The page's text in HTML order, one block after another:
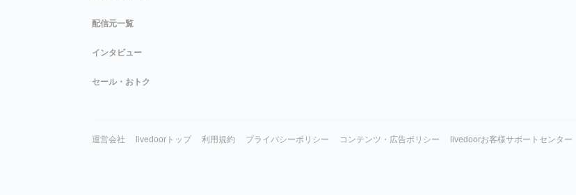
配信元一覧
インタビュー
セール・おトク
運営会社 livedoorトップ 利用規約 プライバシーポリシー コンテンツ・広告ポリシー livedoorお客様サポートセンター